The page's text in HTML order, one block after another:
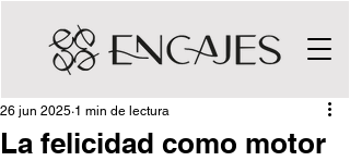
La felicidad como motor
26 jun 2025 1 min de lectura